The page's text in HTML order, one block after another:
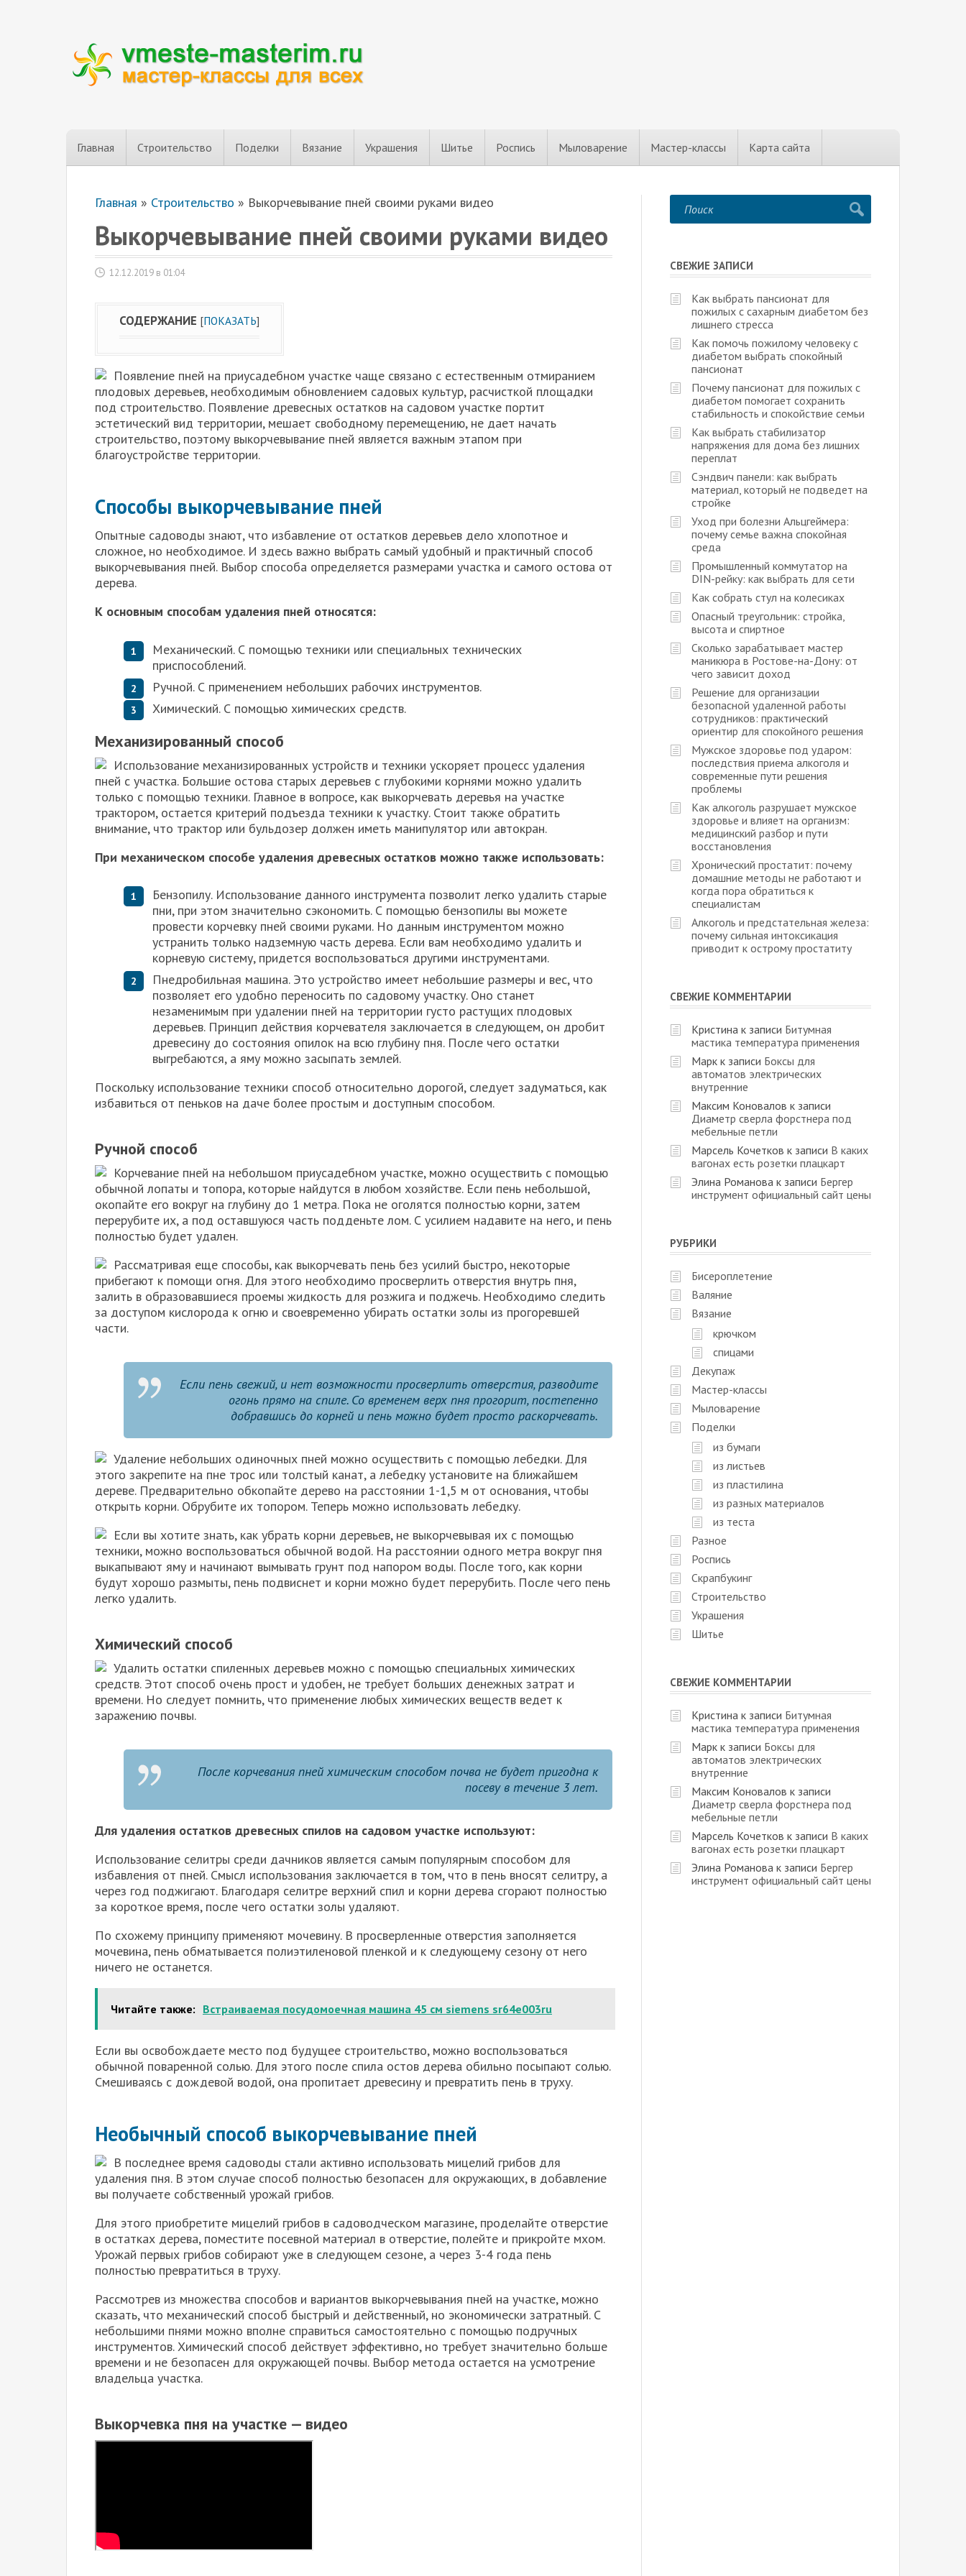
Главная Строительство Поделки Вязание Украшения Шитье Роспись Мыловарение Мастер-классы Карта сайта
Главная » Строительство » Выкорчевывание пней своими руками видео
Выкорчевывание пней своими руками видео
12.12.2019 в 01:04
СОДЕРЖАНИЕ [ПОКАЗАТЬ]
Появление пней на приусадебном участке чаще связано с естественным отмиранием
плодовых деревьев, необходимым обновлением садовых культур, расчисткой площадки
под строительство. Появление древесных остатков на садовом участке портит
эстетический вид территории, мешает свободному перемещению, не дает начать
строительство, поэтому выкорчевывание пней является важным этапом при
благоустройстве территории.
Способы выкорчевывание пней
Опытные садоводы знают, что избавление от остатков деревьев дело хлопотное и
сложное, но необходимое. И здесь важно выбрать самый удобный и практичный способ
выкорчевывания пней. Выбор способа определяется размерами участка и самого остова от
дерева.
К основным способам удаления пней относятся:
Механический. С помощью техники или специальных технических
приспособлений.
Ручной. С применением небольших рабочих инструментов.
Химический. С помощью химических средств.
Механизированный способ
Использование механизированных устройств и техники ускоряет процесс удаления
пней с участка. Большие остова старых деревьев с глубокими корнями можно удалить
только с помощью техники. Главное в вопросе, как выкорчевать деревья на участке
трактором, остается критерий подъезда техники к участку. Стоит также обратить
внимание, что трактор или бульдозер должен иметь манипулятор или автокран.
При механическом способе удаления древесных остатков можно также использовать:
Бензопилу. Использование данного инструмента позволит легко удалить старые
пни, при этом значительно сэкономить. С помощью бензопилы вы можете
провести корчевку пней своими руками. Но данным инструментом можно
устранить только надземную часть дерева. Если вам необходимо удалить и
корневую систему, придется воспользоваться другими инструментами.
Пнедробильная машина. Это устройство имеет небольшие размеры и вес, что
позволяет его удобно переносить по садовому участку. Оно станет
незаменимым при удалении пней на территории густо растущих плодовых
деревьев. Принцип действия корчевателя заключается в следующем, он дробит
древесину до состояния опилок на всю глубину пня. После чего остатки
выгребаются, а яму можно засыпать землей.
Поскольку использование техники способ относительно дорогой, следует задуматься, как
избавиться от пеньков на даче более простым и доступным способом.
Ручной способ
Корчевание пней на небольшом приусадебном участке, можно осуществить с помощью
обычной лопаты и топора, которые найдутся в любом хозяйстве. Если пень небольшой,
окопайте его вокруг на глубину до 1 метра. Пока не оголятся полностью корни, затем
перерубите их, а под оставшуюся часть подденьте лом. С усилием надавите на него, и пень
полностью будет удален.
Рассматривая еще способы, как выкорчевать пень без усилий быстро, некоторые
прибегают к помощи огня. Для этого необходимо просверлить отверстия внутрь пня,
залить в образовавшиеся проемы жидкость для розжига и поджечь. Необходимо следить
за доступом кислорода к огню и своевременно убирать остатки золы из прогоревшей
части.
Если пень свежий, и нет возможности просверлить отверстия, разводите
огонь прямо на спиле. Со временем верх пня прогорит, постепенно
добравшись до корней и пень можно будет просто раскорчевать.
Удаление небольших одиночных пней можно осуществить с помощью лебедки. Для
этого закрепите на пне трос или толстый канат, а лебедку установите на ближайшем
дереве. Предварительно обкопайте дерево на расстоянии 1-1,5 м от основания, чтобы
открыть корни. Обрубите их топором. Теперь можно использовать лебедку.
Если вы хотите знать, как убрать корни деревьев, не выкорчевывая их с помощью
техники, можно воспользоваться обычной водой. На расстоянии одного метра вокруг пня
выкапывают яму и начинают вымывать грунт под напором воды. После того, как корни
будут хорошо размыты, пень подвиснет и корни можно будет перерубить. После чего пень
легко удалить.
Химический способ
Удалить остатки спиленных деревьев можно с помощью специальных химических
средств. Этот способ очень прост и удобен, не требует больших денежных затрат и
времени. Но следует помнить, что применение любых химических веществ ведет к
заражению почвы.
После корчевания пней химическим способом почва не будет пригодна к
посеву в течение 3 лет.
Для удаления остатков древесных спилов на садовом участке используют:
Использование селитры среди дачников является самым популярным способом для
избавления от пней. Смысл использования заключается в том, что в пень вносят селитру, а
через год поджигают. Благодаря селитре верхний спил и корни дерева сгорают полностью
за короткое время, после чего остатки золы удаляют.
По схожему принципу применяют мочевину. В просверленные отверстия заполняется
мочевина, пень обматывается полиэтиленовой пленкой и к следующему сезону от него
ничего не останется.
Читайте также: Встраиваемая посудомоечная машина 45 см siemens sr64e003ru
Если вы освобождаете место под будущее строительство, можно воспользоваться
обычной поваренной солью. Для этого после спила остов дерева обильно посыпают солью.
Смешиваясь с дождевой водой, она пропитает древесину и превратить пень в труху.
Необычный способ выкорчевывание пней
В последнее время садоводы стали активно использовать мицелий грибов для
удаления пня. В этом случае способ полностью безопасен для окружающих, в добавление
вы получаете собственный урожай грибов.
Для этого приобретите мицелий грибов в садоводческом магазине, проделайте отверстие
в остатках дерева, поместите посевной материал в отверстие, полейте и прикройте мхом.
Урожай первых грибов собирают уже в следующем сезоне, а через 3-4 года пень
полностью превратиться в труху.
Рассмотрев из множества способов и вариантов выкорчевывания пней на участке, можно
сказать, что механический способ быстрый и действенный, но экономически затратный. С
небольшими пнями можно вполне справиться самостоятельно с помощью подручных
инструментов. Химический способ действует эффективно, но требует значительно больше
времени и не безопасен для окружающей почвы. Выбор метода остается на усмотрение
владельца участка.
Выкорчевка пня на участке — видео
СВЕЖИЕ ЗАПИСИ
Как выбрать пансионат для
пожилых с сахарным диабетом без
лишнего стресса
Как помочь пожилому человеку с
диабетом выбрать спокойный
пансионат
Почему пансионат для пожилых с
диабетом помогает сохранить
стабильность и спокойствие семьи
Как выбрать стабилизатор
напряжения для дома без лишних
переплат
Сэндвич панели: как выбрать
материал, который не подведет на
стройке
Уход при болезни Альцгеймера:
почему семье важна спокойная
среда
Промышленный коммутатор на
DIN-рейку: как выбрать для сети
Как собрать стул на колесиках
Опасный треугольник: стройка,
высота и спиртное
Сколько зарабатывает мастер
маникюра в Ростове-на-Дону: от
чего зависит доход
Решение для организации
безопасной удаленной работы
сотрудников: практический
ориентир для спокойного решения
Мужское здоровье под ударом:
последствия приема алкоголя и
современные пути решения
проблемы
Как алкоголь разрушает мужское
здоровье и влияет на организм:
медицинский разбор и пути
восстановления
Хронический простатит: почему
домашние методы не работают и
когда пора обратиться к
специалистам
Алкоголь и предстательная железа:
почему сильная интоксикация
приводит к острому простатиту
СВЕЖИЕ КОММЕНТАРИИ
Кристина к записи Битумная
мастика температура применения
Марк к записи Боксы для
автоматов электрических
внутренние
Максим Коновалов к записи
Диаметр сверла форстнера под
мебельные петли
Марсель Кочетков к записи В каких
вагонах есть розетки плацкарт
Элина Романова к записи Бергер
инструмент официальный сайт цены
РУБРИКИ
Бисероплетение
Валяние
Вязание
крючком
спицами
Декупаж
Мастер-классы
Мыловарение
Поделки
из бумаги
из листьев
из пластилина
из разных материалов
из теста
Разное
Роспись
Скрапбукинг
Строительство
Украшения
Шитье
СВЕЖИЕ КОММЕНТАРИИ
Кристина к записи Битумная
мастика температура применения
Марк к записи Боксы для
автоматов электрических
внутренние
Максим Коновалов к записи
Диаметр сверла форстнера под
мебельные петли
Марсель Кочетков к записи В каких
вагонах есть розетки плацкарт
Элина Романова к записи Бергер
инструмент официальный сайт цены